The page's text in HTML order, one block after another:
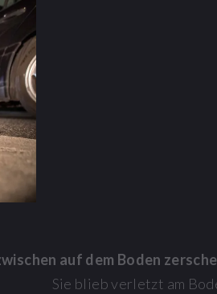
auf dem Boden
Sie blieb verletzt am